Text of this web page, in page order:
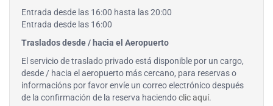
Entrada desde las 16:00 hasta las 20:00
Entrada desde las 16:00
Traslados desde / hacia el Aeropuerto
El servicio de traslado privado está disponible por un cargo,
desde / hacia el aeropuerto más cercano, para reservas o
informacións por favor envíe un correo electrónico después
de la confirmación de la reserva haciendoclic aquí.